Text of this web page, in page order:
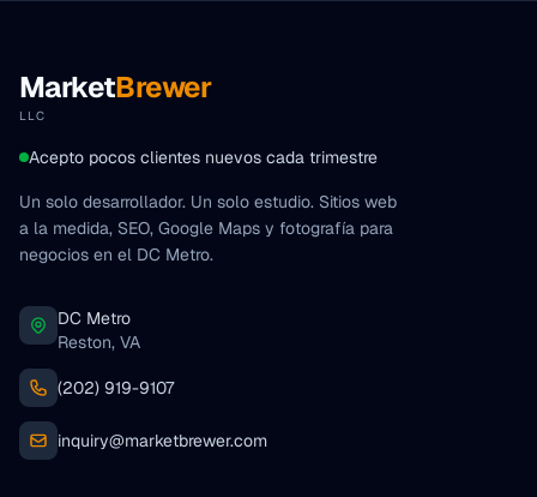
Navegación del pie de página
MarketBrewer
LLC
Acepto pocos clientes nuevos cada trimestre
Un solo desarrollador. Un solo estudio. Sitios web
a la medida, SEO, Google Maps y fotografía para
negocios en el DC Metro.
DC Metro
Reston, VA
(202) 919-9107
inquiry@marketbrewer.com